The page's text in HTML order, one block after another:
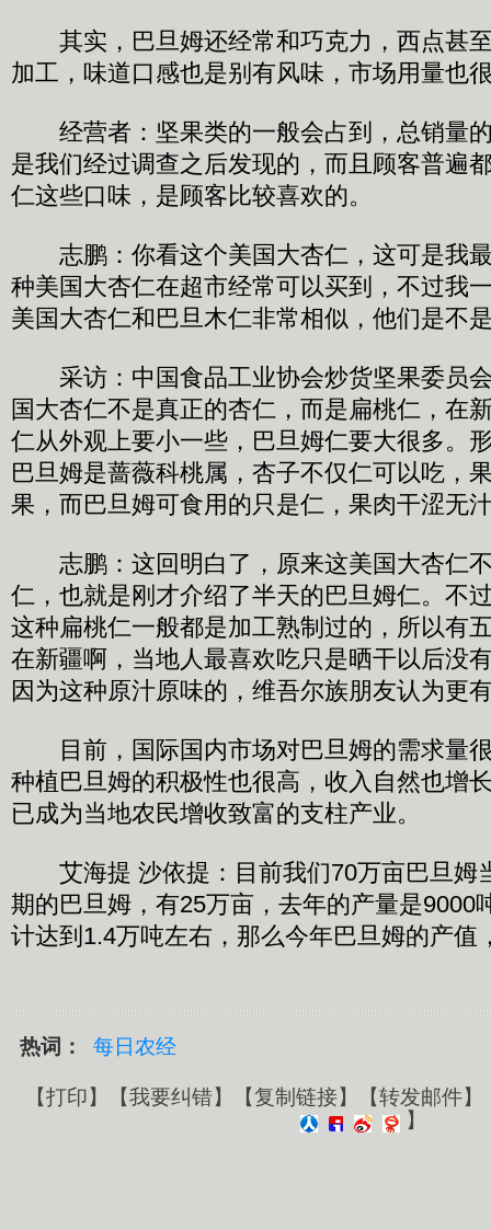
其实，巴旦姆还经常和巧克力，西点甚
加工，味道口感也是别有风味，市场用量也
经营者：坚果类的一般会占到，总销量
是我们经过调查之后发现的，而且顾客普遍
仁这些口味，是顾客比较喜欢的。
志鹏：你看这个美国大杏仁，这可是我
种美国大杏仁在超市经常可以买到，不过我
美国大杏仁和巴旦木仁非常相似，他们是不
采访：中国食品工业协会炒货坚果委员
国大杏仁不是真正的杏仁，而是扁桃仁，在
仁从外观上要小一些，巴旦姆仁要大很多。
巴旦姆是蔷薇科桃属，杏子不仅仁可以吃，
果，而巴旦姆可食用的只是仁，果肉干涩无
志鹏：这回明白了，原来这美国大杏仁
仁，也就是刚才介绍了半天的巴旦姆仁。不
这种扁桃仁一般都是加工熟制过的，所以有
在新疆啊，当地人最喜欢吃只是晒干以后没
因为这种原汁原味的，维吾尔族朋友认为更
目前，国际国内市场对巴旦姆的需求量
种植巴旦姆的积极性也很高，收入自然也增
已成为当地农民增收致富的支柱产业。
艾海提 沙依提：目前我们70万亩巴旦姆
期的巴旦姆，有25万亩，去年的产量是9000
计达到1.4万吨左右，那么今年巴旦姆的产值
热词： 每日农经
【打印】【我要纠错】【复制链接】【转发邮件】
】